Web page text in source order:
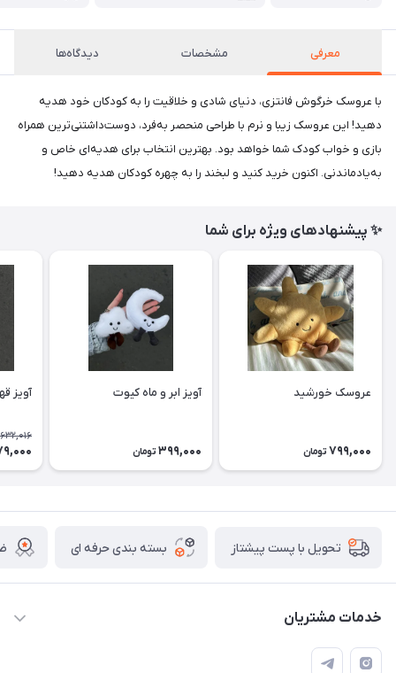
معرفی مشخصات دیدگاه‌ها
با عروسک خرگوش فانتزی، دنیای شادی و خلاقیت را به کودکان خود هدیه
دهید! این عروسک زیبا و نرم با طراحی منحصر به‌فرد، دوست‌داشتنی‌ترین همراه
بازی و خواب کودک شما خواهد بود. بهترین انتخاب برای هدیه‌ای خاص و
به‌یادماندنی. اکنون خرید کنید و لبخند را به چهره کودکان هدیه دهید!
✨ پیشنهادهای ویژه برای شما
عروسک خورشید
799,000 تومان
آویز ابر و ماه کیوت
399,000 تومان
آویز
632,016
تحویل با پست پیشتاز بسته بندی حرفه ای
خدمات مشتریان
قوانین